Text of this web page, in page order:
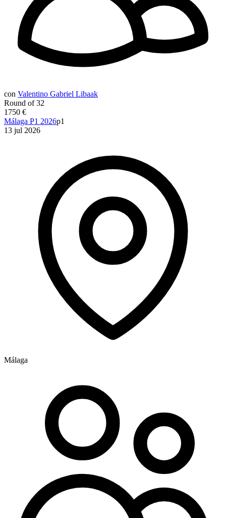
con Valentino Gabriel Libaak
Round of 32
1750 €
Málaga P1 2026p1
13 jul 2026
Málaga